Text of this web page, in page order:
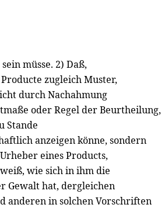
müsse. 2) Daß,
zugleich Muster,
durch Nachahmung
oder Regel der Beurtheilung,
Stande
anzeigen könne, sondern
eines Products,
wie sich in ihm die
Gewalt hat, dergleichen
anderen in solchen Vorschriften